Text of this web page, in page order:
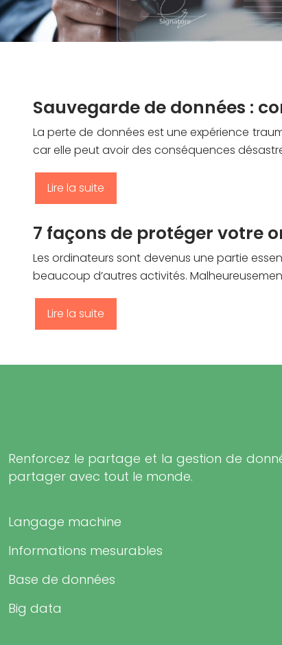
Sauvegarde de données :
La perte de données est une expérience
car elle peut avoir des conséquences
Lire la suite
7 façons de protéger votre
Les ordinateurs sont devenus une partie
beaucoup d’autres activités.
Lire la suite
Renforcez le partage et la gestion de
partager avec tout le monde.
Langage machine
Informations mesurables
Base de données
Big data